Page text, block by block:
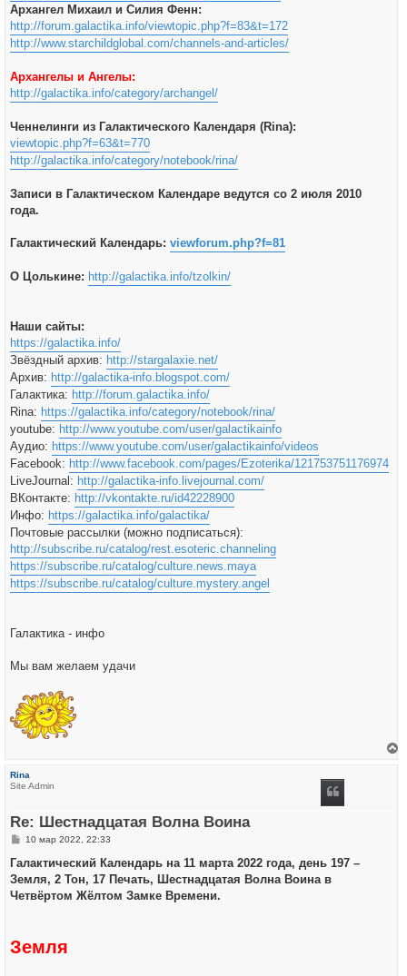
Архангел Михаил и Силия Фенн:
http://forum.galactika.info/viewtopic.php?f=83&t=172
http://www.starchildglobal.com/channels-and-articles/
Архангелы и Ангелы:
http://galactika.info/category/archangel/
Ченнелинги из Галактического Календаря (Rina):
viewtopic.php?f=63&t=770
http://galactika.info/category/notebook/rina/
Записи в Галактическом Календаре ведутся со 2 июля 2010
года.
Галактический Календарь: viewforum.php?f=81
О Цолькине: http://galactika.info/tzolkin/
Наши сайты:
https://galactika.info/
Звёздный архив: http://stargalaxie.net/
Архив: http://galactika-info.blogspot.com/
Галактика: http://forum.galactika.info/
Rina: https://galactika.info/category/notebook/rina/
youtube: http://www.youtube.com/user/galactikainfo
Аудио: https://www.youtube.com/user/galactikainfo/videos
Facebook: http://www.facebook.com/pages/Ezoterika/121753751176974
LiveJournal: http://galactika-info.livejournal.com/
ВКонтакте: http://vkontakte.ru/id42228900
Инфо: https://galactika.info/galactika/
Почтовые рассылки (можно подписаться):
http://subscribe.ru/catalog/rest.esoteric.channeling
https://subscribe.ru/catalog/culture.news.maya
https://subscribe.ru/catalog/culture.mystery.angel
Галактика - инфо
Мы вам желаем удачи
Rina
Site Admin
Re: Шестнадцатая Волна Воина
С
о
щ
е
10 мар 2022, 22:33
Галактический Календарь на 11 марта 2022 года, день 197 –
Земля, 2 Тон, 17 Печать, Шестнадцатая Волна Воина в
Четвёртом Жёлтом Замке Времени.
Земля